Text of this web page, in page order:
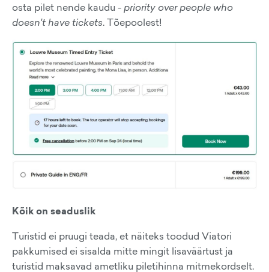
osta pilet nende kaudu -priority over people who
doesn't have tickets. Tõepoolest!
Kõik on seaduslik
Turistid ei pruugi teada, et näiteks toodud Viatori
pakkumised ei sisalda mitte mingit lisaväärtust ja
turistid maksavad ametliku piletihinna mitmekordselt.